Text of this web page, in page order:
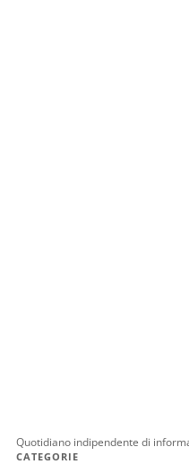
Quotidiano indipendente di
CATEGORIE